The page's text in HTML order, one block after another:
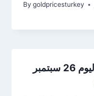
By goldpricesturkey
سعر الذهب في تركيا اليوم 26 سبتمبر